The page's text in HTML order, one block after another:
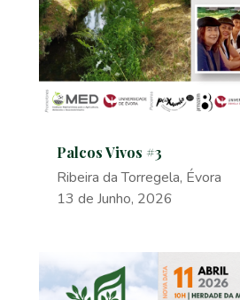
Palcos Vivos #3
Ribeira da Torregela, Évora
13 de Junho, 2026